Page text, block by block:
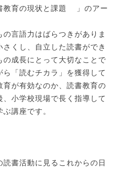
教育の現状と課題 」のアー
言語力はばらつきがありま
くし、自立した読書ができ
成長にとって大切なことで
「読むチカラ」を獲得して
が有効なのか、読書教育の
小学校現場で長く指導して
講座です。
書活動に見るこれからの日